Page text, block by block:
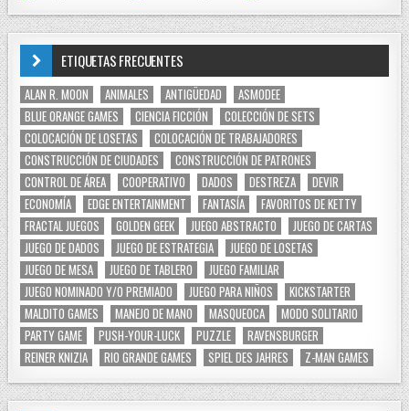
ETIQUETAS FRECUENTES
ALAN R. MOON ANIMALES ANTIGÜEDAD
ASMODEE
BLUE ORANGE GAMES
CIENCIA FICCIÓN
COLECCIÓN DE SETS
COLOCACIÓN DE LOSETAS
COLOCACIÓN DE TRABAJADORES
CONSTRUCCIÓN DE CIUDADES
CONSTRUCCIÓN DE PATRONES
CONTROL DE ÁREA
COOPERATIVO DADOS DESTREZA
DEVIR
ECONOMÍA
EDGE ENTERTAINMENT FANTASÍA
FAVORITOS DE KETTY
FRACTAL JUEGOS
GOLDEN GEEK JUEGO ABSTRACTO
JUEGO DE CARTAS
JUEGO DE DADOS
JUEGO DE ESTRATEGIA
JUEGO DE LOSETAS
JUEGO DE MESA
JUEGO DE TABLERO
JUEGO FAMILIAR
JUEGO NOMINADO Y/O PREMIADO
JUEGO PARA NIÑOS
KICKSTARTER
MALDITO GAMES
MANEJO DE MANO MASQUEOCA
MODO SOLITARIO
PARTY GAME
PUSH-YOUR-LUCK PUZZLE
RAVENSBURGER
REINER KNIZIA
RIO GRANDE GAMES SPIEL DES JAHRES Z-MAN GAMES